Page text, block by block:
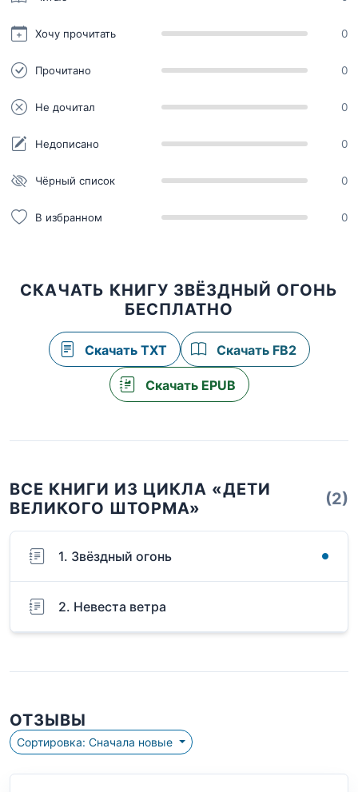
Хочу прочитать 0
Прочитано 0
Не дочитал 0
Недописано 0
Чёрный список 0
В избранном 0
СКАЧАТЬ КНИГУ ЗВЁЗДНЫЙ ОГОНЬ
БЕСПЛАТНО
Скачать TXT Скачать FB2
Скачать EPUB
ВСЕ КНИГИ ИЗ ЦИКЛА «ДЕТИ
ВЕЛИКОГО ШТОРМА»
(2)
1. Звёздный огонь
2. Невеста ветра
ОТЗЫВЫ
Сортировка: Сначала новые